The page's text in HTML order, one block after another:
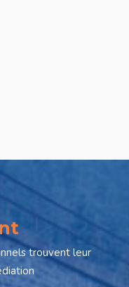
trouvent leur